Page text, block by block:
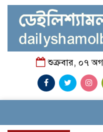
শুক্রবার, ০৭